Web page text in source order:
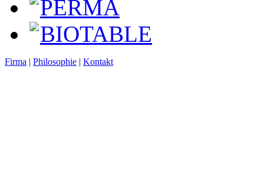
PERMA
BIOTABLE
Firma | Philosophie | Kontakt